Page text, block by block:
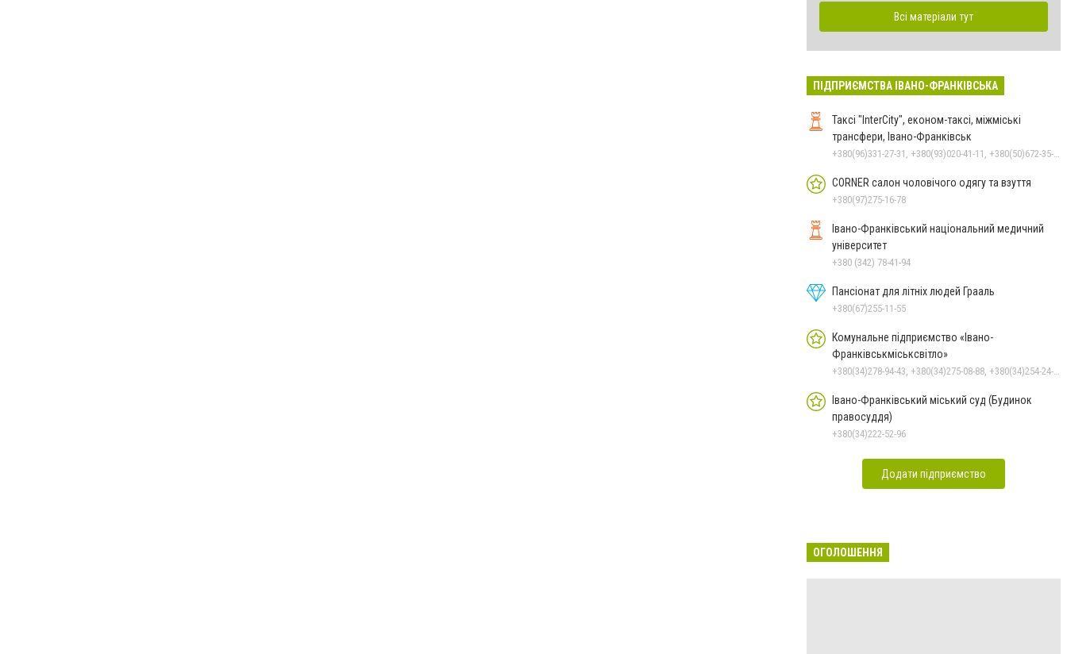
Всі матеріали тут
ПІДПРИЄМСТВА ІВАНО-ФРАНКІВСЬКА
Таксі "InterCity", економ-таксі, міжміські
трансфери, Івано-Франківськ
CORNER салон чоловічого одягу та взуття
+380(97)275-16-78
Івано-Франківський національний медичний
університет
+380 (342) 78-41-94
Пансіонат для літніх людей Грааль
+380(67)255-11-55
Комунальне підприємство «Івано-
Франківськміськсвітло»
Івано-Франківський міський суд (Будинок
правосуддя)
+380(34)222-52-96
Додати підприємство
ОГОЛОШЕННЯ